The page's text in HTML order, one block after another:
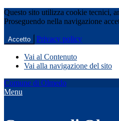
Questo sito utilizza cookie tecnici,
Proseguendo nella navigazione
Accetto Privacy policy
Vai al Contenuto
Vai alla navigazione del sito
Comune di Olmedo
Menu